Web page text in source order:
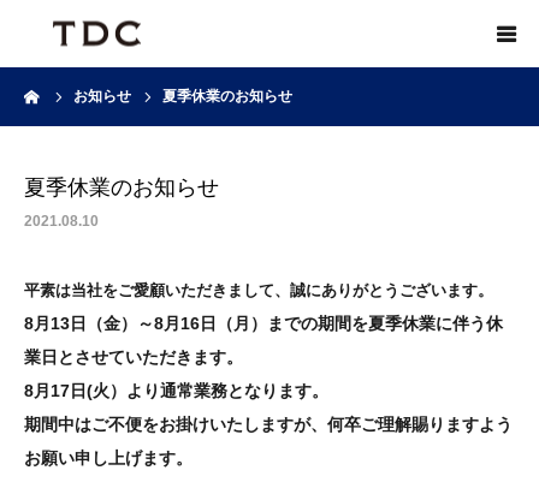
お知らせ 夏季休業のお知らせ
夏季休業のお知らせ
2021.08.10
平素は当社をご愛顧いただきまして、誠にありがとうございます。
8月13日（金）～8月16日（月）までの期間を夏季休業に伴う休
業日とさせていただきます。
8月17日(火）より通常業務となります。
期間中はご不便をお掛けいたしますが、何卒ご理解賜りますよう
お願い申し上げます。
ご挨拶